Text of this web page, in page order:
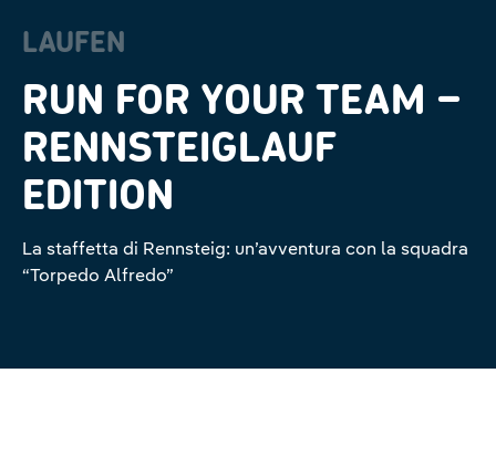
LAUFEN
RUN FOR YOUR TEAM –
RENNSTEIGLAUF
EDITION
La staffetta di Rennsteig: un’avventura con la squadra
“Torpedo Alfredo”